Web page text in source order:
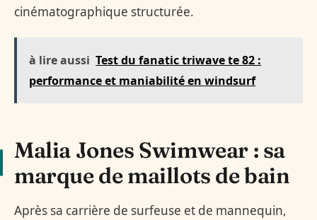
cinématographique structurée.
à lire aussi Test du fanatic triwave te 82 :
performance et maniabilité en windsurf
Malia Jones Swimwear : sa
marque de maillots de bain
Après sa carrière de surfeuse et de mannequin,